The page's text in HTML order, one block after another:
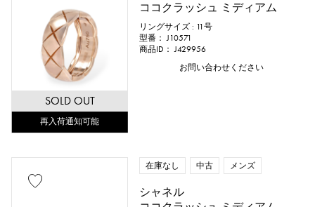
SOLD OUT
再入荷通知可能
ココクラッシュ ミディアム
リングサイズ : 11号
型番： J10571
商品ID： J429956
お問い合わせください
在庫なし 中古 メンズ
シャネル